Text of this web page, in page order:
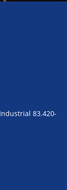
83.420-